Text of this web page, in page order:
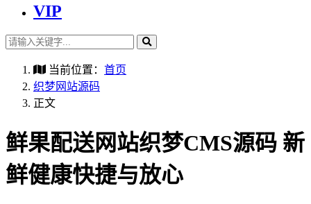
VIP
当前位置： 首页
织梦网站源码
正文
鲜果配送网站织梦CMS源码 新
鲜健康快捷与放心